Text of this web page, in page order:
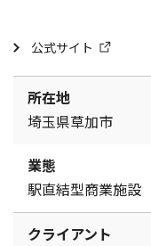
公式サイト
所在地
埼玉県草加市
業態
駅直結型商業施設
クライアント